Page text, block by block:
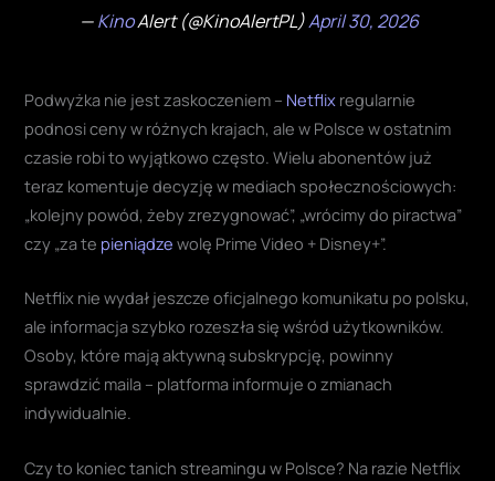
—KinoAlert (@KinoAlertPL)April 30, 2026
Podwyżka nie jest zaskoczeniem – Netflix regularnie
podnosi ceny w różnych krajach, ale w Polsce w ostatnim
czasie robi to wyjątkowo często. Wielu abonentów już
teraz komentuje decyzję w mediach społecznościowych:
„kolejny powód, żeby zrezygnować”, „wrócimy do piractwa”
czy „za te pieniądze wolę Prime Video + Disney+”.
Netflix nie wydał jeszcze oficjalnego komunikatu po polsku,
ale informacja szybko rozeszła się wśród użytkowników.
Osoby, które mają aktywną subskrypcję, powinny
sprawdzić maila – platforma informuje o zmianach
indywidualnie.
Czy to koniec tanich streamingu w Polsce? Na razie Netflix